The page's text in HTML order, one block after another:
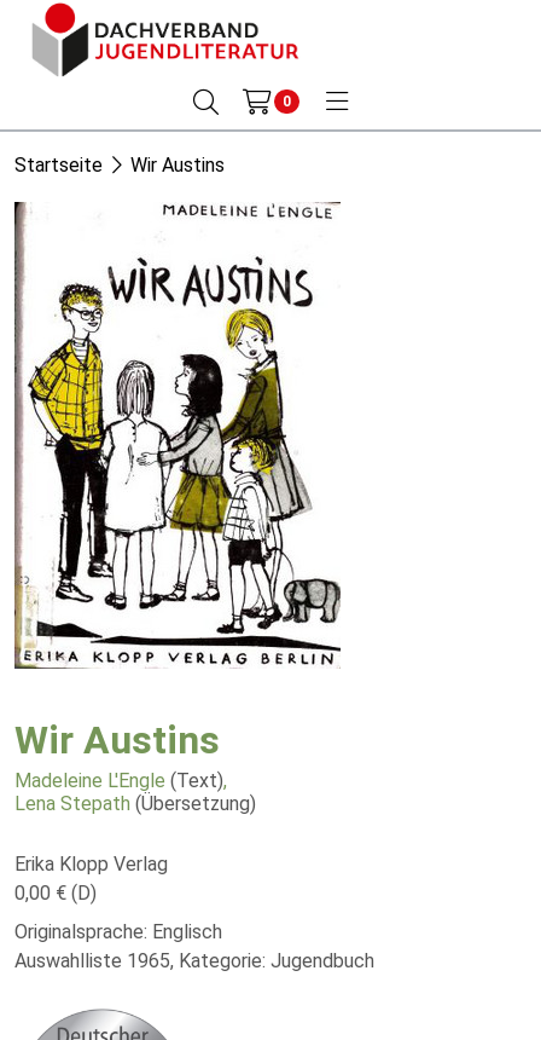
0
Startseite Wir Austins
Wir Austins
Madeleine L'Engle (Text),
Lena Stepath (Übersetzung)
Erika Klopp Verlag
0,00 € (D)
Originalsprache: Englisch
Auswahlliste 1965, Kategorie: Jugendbuch